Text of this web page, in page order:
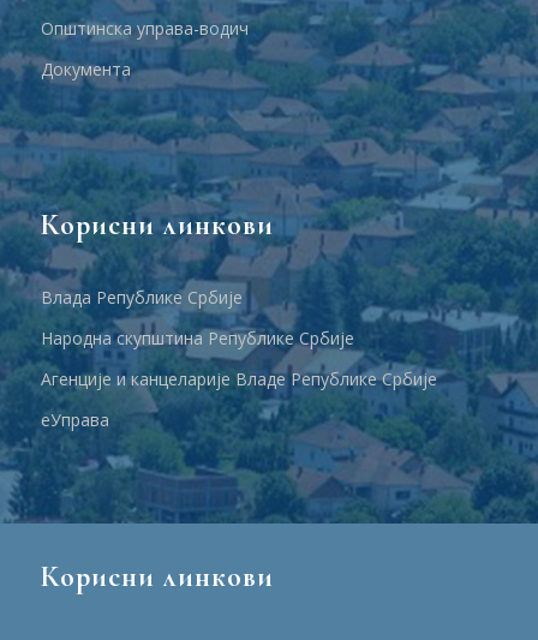
Општинска управа-водич
Документа
Корисни линкови
Влада Републике Србије
Народна скупштина Републике Србије
Агенције и канцеларије Владе Републике Србије
еУправа
Корисни линкови